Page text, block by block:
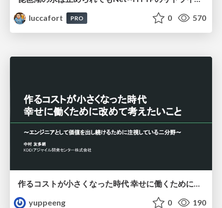
luccafort
PRO 0 570
作るコストが小さくなった時代 幸せに働くために改めて考えたいこと 〜エンジニアとして価値を出し続けるために注視している二分野〜
yuppeeng
0 190